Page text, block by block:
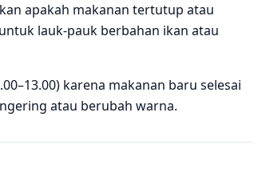
apakah makanan tertutup atau
lauk-pauk berbahan ikan atau
karena makanan baru selesai
atau berubah warna.